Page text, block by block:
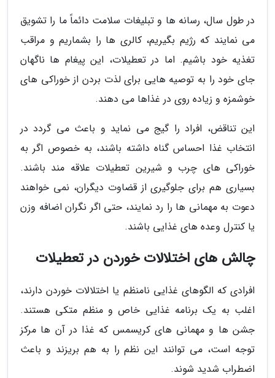
در طول سال، رسانه ها و تبلیغات سلامت دائماً ما را تشویق
می نمایند که رژیم بگیریم، کالری ها را بشماریم و مراقب
تغذیه خود باشیم. اما در تعطیلات، این پیغام ها ناگهان
جای خود را به توصیه هایی برای لذت بردن از خوراکی های
خوشمزه و زیاده روی در غذاها می دهند.
این تناقض، افراد را گیج می نماید و باعث می گردد در
انتخاب غذا احساس گناه داشته باشند، به خصوص اگر به
خوراکی های چرب و شیرین تعطیلات علاقه مند باشند.
بسیاری هم برای جلوگیری از قضاوت دیگران، نمی خواهند
دعوت به مهمانی ها را رد نمایند، حتی اگر نگران اضافه وزن
یا کنترل وعده های غذایی باشند.
چالش های اختلالات خوردن در تعطیلات
افرادی که الگوهای غذایی نامنظم یا اختلالات خوردن دارند،
اغلب به یک برنامه غذایی خاص و منظم متکی هستند.
جشن ها و مهمانی های کریسمس که غذا در آن ها مرکز
توجه است، می توانند این نظم را به هم بریزند و باعث
اضطراب شدید شوند.